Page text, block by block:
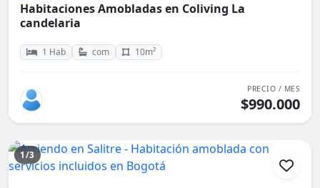
Habitaciones Amobladas en Coliving La
candelaria
1 Hab com 10m²
PRECIO / MES
$990.000
1/3